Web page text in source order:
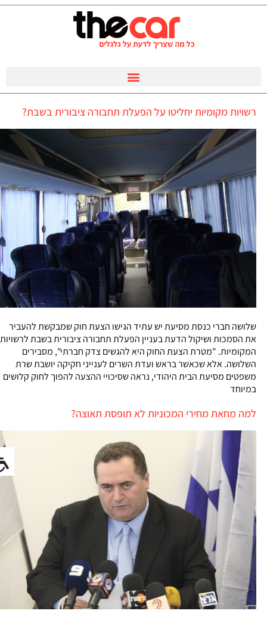
רשויות מקומיות יחליטו על הפעלת תחבורה ציבורית בשבת?
שלושה חברי כנסת מסיעת יש עתיד הגישו הצעת חוק שמבקשת להעביר
את הסמכות ושיקול הדעת בעניין הפעלת תחבורה ציבורית בשבת לרשויות
המקומיות. "מטרת הצעת החוק היא להגשים צדק חברתי", מסבירים
השלושה. אלא שכאשר בראש ועדת השרים לענייני חקיקה יושבת שרת
משפטים מסיעת הבית היהודי, נראה שסיכויי ההצעה להפוך לחוק קלושים
במיוחד
למה מחאת מחירי המכוניות לא תופסת תאוצה?